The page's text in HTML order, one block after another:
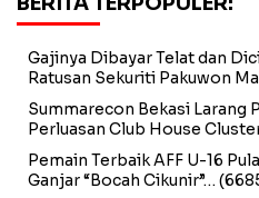
Gajinya Dibayar Telat dan
Ratusan Sekuriti Pakuwon
Summarecon Bekasi Larang
Perluasan Club House
Pemain Terbaik AFF U-16
Ganjar “Bocah Cikunir”…